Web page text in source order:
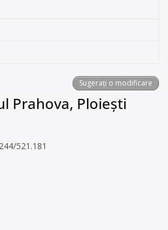
Sugerați o modificare
Prahova, Ploiești
521.181